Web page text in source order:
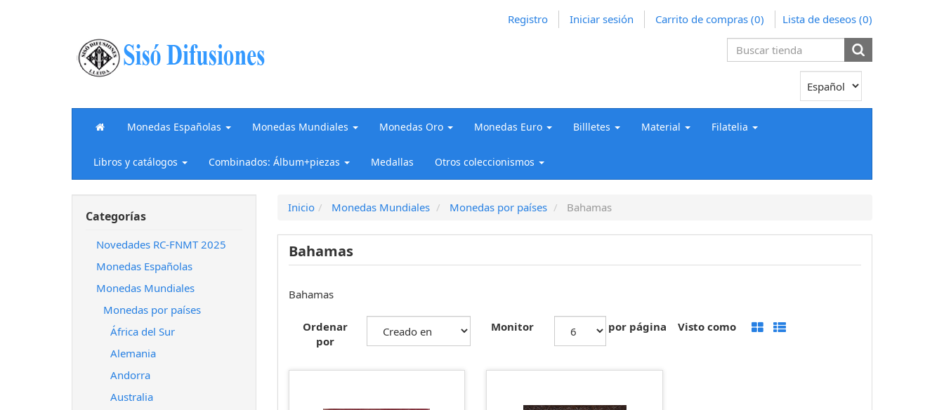
Registro Iniciar sesión Carrito de compras (0) Lista de deseos (0)
Monedas Españolas Monedas Mundiales Monedas Oro Monedas Euro Billletes Material Filatelia
Libros y catálogos Combinados: Álbum+piezas Medallas Otros coleccionismos
Categorías
Novedades RC-FNMT 2025
Monedas Españolas
Monedas Mundiales
Monedas por países
África del Sur
Alemania
Andorra
Australia
Inicio Monedas Mundiales Monedas por países Bahamas
Bahamas
Bahamas
Ordenar
por
Monitor por página Visto como